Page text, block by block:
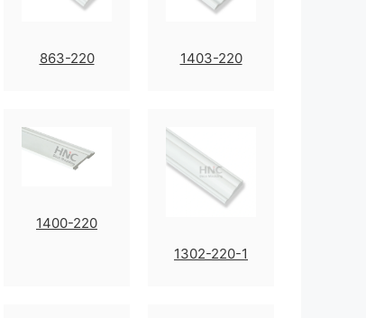
863-220 1403-220
1400-220
1302-220-1